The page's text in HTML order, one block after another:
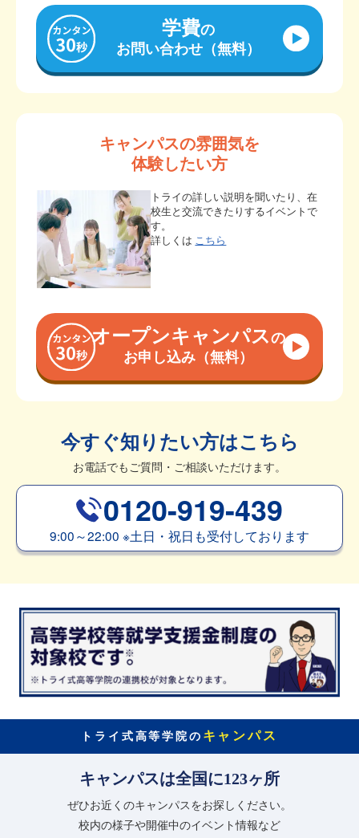
学費の
お問い合わせ（無料）
キャンパスの雰囲気を
体験したい方
トライの詳しい説明を聞いたり、在
校生と交流できたりするイベントで
す。
詳しくは こちら
オープンキャンパスの
お申し込み（無料）
今すぐ知りたい方はこちら
お電話でもご質問・ご相談いただけます。
0120-919-439
9:00～22:00 ※土日・祝日も受付しております
トライ式高等学院の キャンパス
キャンパスは全国に123ヶ所
ぜひお近くのキャンパスをお探しください。
校内の様子や開催中のイベント情報など